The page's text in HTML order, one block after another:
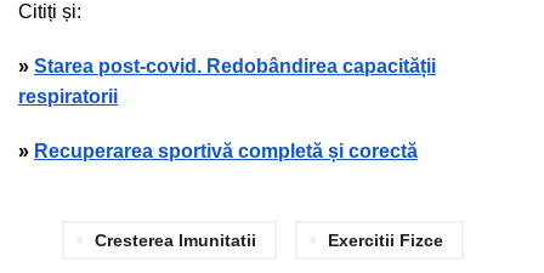
Citiți și:
» Starea post-covid. Redobândirea capacității
respiratorii
» Recuperarea sportivă completă și corectă
Cresterea Imunitatii Exercitii Fizce